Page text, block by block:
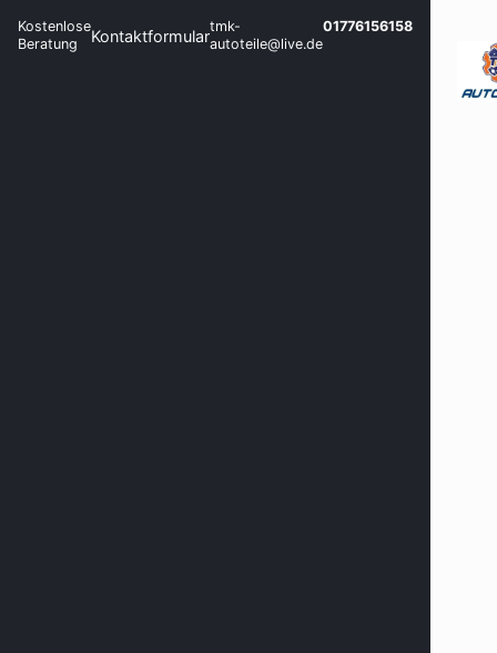
Kostenlose
Beratung
Kontaktformulartmk-
autoteile@live.de
01776156158